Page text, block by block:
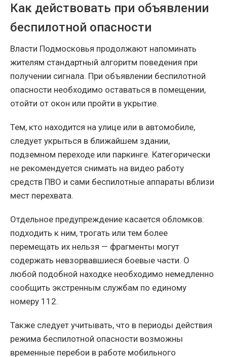
Как действовать при объявлении
беспилотной опасности
Власти Подмосковья продолжают напоминать
жителям стандартный алгоритм поведения при
получении сигнала. При объявлении беспилотной
опасности необходимо оставаться в помещении,
отойти от окон или пройти в укрытие.
Тем, кто находится на улице или в автомобиле,
следует укрыться в ближайшем здании,
подземном переходе или паркинге. Категорически
не рекомендуется снимать на видео работу
средств ПВО и сами беспилотные аппараты вблизи
мест перехвата.
Отдельное предупреждение касается обломков:
подходить к ним, трогать или тем более
перемещать их нельзя — фрагменты могут
содержать невзорвавшиеся боевые части. О
любой подобной находке необходимо немедленно
сообщить экстренным службам по единому
номеру 112.
Также следует учитывать, что в периоды действия
режима беспилотной опасности возможны
временные перебои в работе мобильного